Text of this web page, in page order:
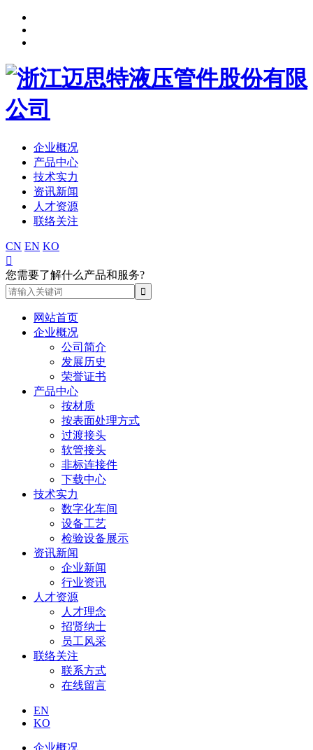
企业概况
产品中心
技术实力
资讯新闻
人才资源
联络关注
CN EN KO

您需要了解什么产品和服务?
网站首页
企业概况
公司简介
发展历史
荣誉证书
产品中心
按材质
按表面处理方式
过渡接头
软管接头
非标连接件
下载中心
技术实力
数字化车间
设备工艺
检验设备展示
资讯新闻
企业新闻
行业资讯
人才资源
人才理念
招贤纳士
员工风采
联络关注
联系方式
在线留言
EN
KO
企业概况